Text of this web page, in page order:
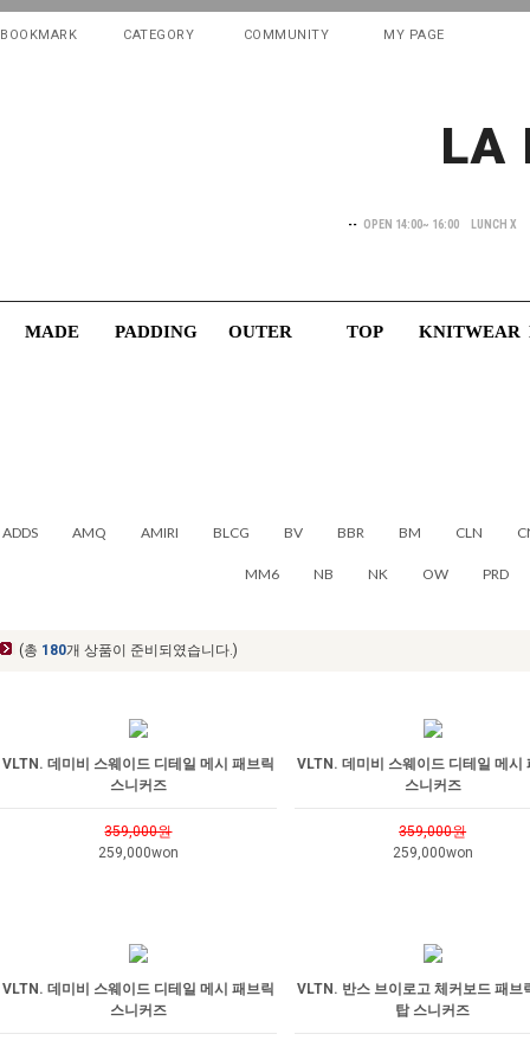
">">">
LA
-- OPEN 14:00~ 16:00 LUNCH X
BOOKMARK CATEGORY COMMUNITY MY PAGE
MADE PADDING OUTER TOP KNITWEAR
ADDS AMQ AMIRI BLCG BV BBR BM CLN
MM6 NB NK OW PRD
(총 180개 상품이 준비되였습니다.)
VLTN. 데미비 스웨이드 디테일 메시 패브릭
스니커즈
359,000원
259,000won
VLTN. 데미비 스웨이드 디테일 메시
스니커즈
359,000원
259,000won
VLTN. 데미비 스웨이드 디테일 메시 패브릭
스니커즈
VLTN. 반스 브이로고 체커보드 패브
탑 스니커즈